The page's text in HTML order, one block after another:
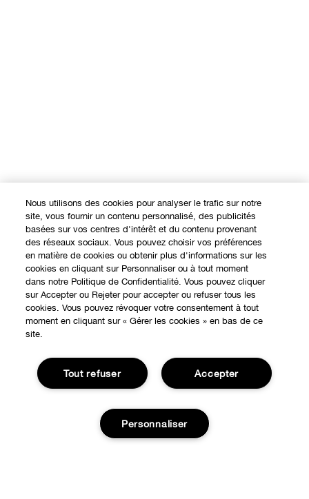
EXPÉRIENCE EN LIGNE
Offres Spéciales
Points de Vente
À PROPOS
Notre Philosophie
Changer de Pays
BESOIN D'AIDE?
Suivre ma commande
CONFIDENTIALITÉ ET CONDITIONS GÉNÉRALES
Nous utilisons des cookies pour analyser le trafic sur notre
site, vous fournir un contenu personnalisé, des publicités
basées sur vos centres d'intérêt et du contenu provenant
des réseaux sociaux. Vous pouvez choisir vos préférences
en matière de cookies ou obtenir plus d'informations sur les
cookies en cliquant sur Personnaliser ou à tout moment
dans notre Politique de Confidentialité. Vous pouvez cliquer
sur Accepter ou Rejeter pour accepter ou refuser tous les
cookies. Vous pouvez révoquer votre consentement à tout
moment en cliquant sur « Gérer les cookies » en bas de ce
site.
Accepter
Tout refuser
Personnaliser